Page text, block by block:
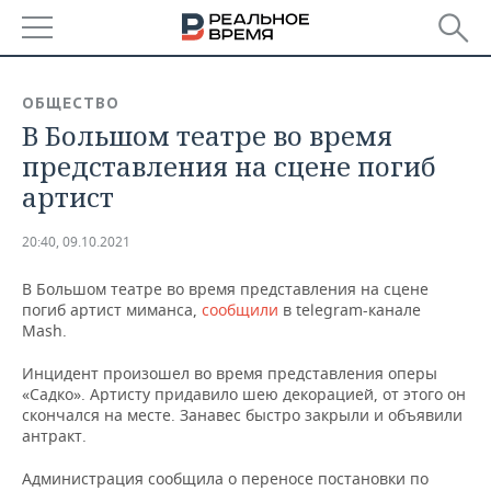
БАШКОРТОСТАН
ТАТАРСТАН
НОВОСТИ
АНАЛИТИКА
ДЕКЛАРАЦИИ О ДОХОДАХ
КОРОЛИ ГОСЗАКАЗА ПФО
ВУЗЫ ТАТАРСТАНА
КОМУ ПРИНАДЛЕЖАТ
ТОРГОВЫЕ ЦЕНТРЫ
НОВОСТИ ЭКОНОМИКИ
ФИНАНСЫ
БАНКИ
БЮДЖЕТ
ИНВЕСТИЦИИ
ПРОМЫШЛЕННОСТЬ
НОВОСТИ
АГРОПРОМ
МАШИНОСТРОЕНИЕ
НЕДВИЖИМОСТЬ
НОВОСТИ НЕДВИЖИМОСТИ
АВТО
НОВОСТИ АВТО
БИЗНЕС
НОВОСТИ БИЗНЕСА
ТЕХНОЛОГИИ
ОБЩЕСТВО
В Большом театре во время
представления на сцене погиб
артист
20:40, 09.10.2021
В Большом театре во время представления на сцене
погиб артист миманса, сообщили в telegram-канале
Mash.
Инцидент произошел во время представления оперы
«Садко». Артисту придавило шею декорацией, от этого он
скончался на месте. Занавес быстро закрыли и объявили
антракт.
Администрация сообщила о переносе постановки по